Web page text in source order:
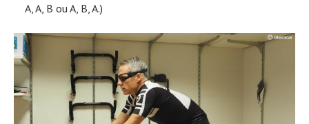
A, A, B ou A, B, A.)